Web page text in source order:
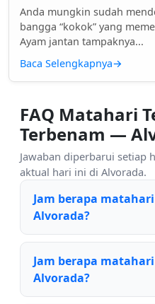
Anda mungkin sudah
bangga “kokok” yang
Ayam jantan tampaknya...
Baca Selengkapnya→
FAQ Matahari
Terbenam —
Jawaban diperbarui setiap
aktual hari ini di Alvorada.
Jam berapa
Alvorada?
Jam berapa
Alvorada?